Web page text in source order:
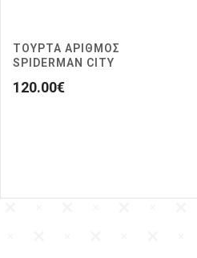
ΤΟΥΡΤΑ ΑΡΙΘΜΟΣ
SPIDERMAN CITY
120.00€